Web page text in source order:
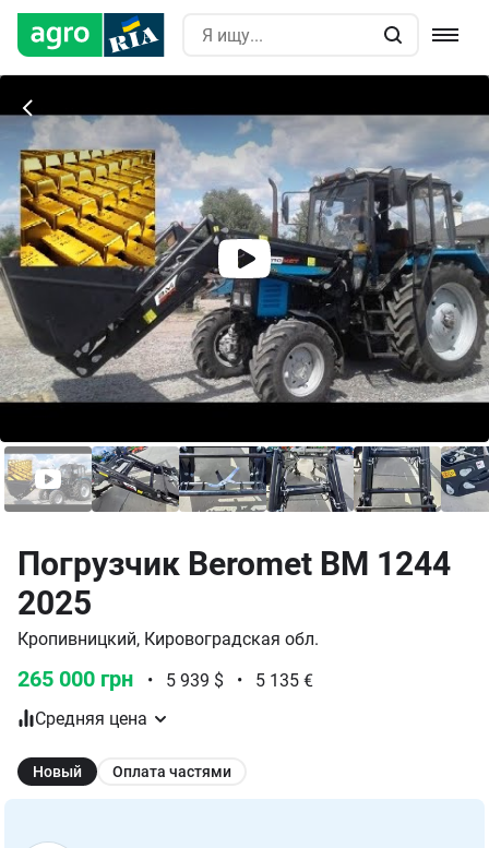
Погрузчик Beromet BM 1244
2025
Кропивницкий, Кировоградская обл.
265 000 грн • 5 939 $ •
5 135 €
Средняя цена
Новый Оплата частями